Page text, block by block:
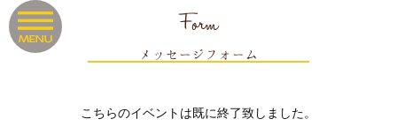
Form
メッセージフォーム
こちらのイベントは既に終了致しました。